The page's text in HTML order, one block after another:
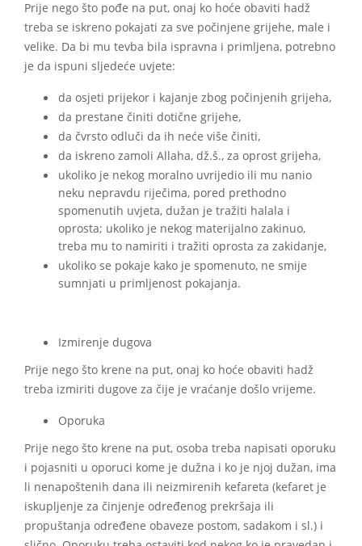
Prije nego što pođe na put, onaj ko hoće obaviti hadž
treba se iskreno pokajati za sve počinjene grijehe, male i
velike. Da bi mu tevba bila ispravna i primljena, potrebno
je da ispuni sljedeće uvjete:
da osjeti prijekor i kajanje zbog počinjenih grijeha,
da prestane činiti dotične grijehe,
da čvrsto odluči da ih neće više činiti,
da iskreno zamoli Allaha, dž.š., za oprost grijeha,
ukoliko je nekog moralno uvrijedio ili mu nanio
neku nepravdu riječima, pored prethodno
spomenutih uvjeta, dužan je tražiti halala i
oprosta; ukoliko je nekog materijalno zakinuo,
treba mu to namiriti i tražiti oprosta za zakidanje,
ukoliko se pokaje kako je spomenuto, ne smije
sumnjati u primljenost pokajanja.
Izmirenje dugova
Prije nego što krene na put, onaj ko hoće obaviti hadž
treba izmiriti dugove za čije je vraćanje došlo vrijeme.
Oporuka
Prije nego što krene na put, osoba treba napisati oporuku
i pojasniti u oporuci kome je dužna i ko je njoj dužan, ima
li nenapoštenih dana ili neizmirenih kefareta (kefaret je
iskupljenje za činjenje određenog prekršaja ili
propuštanja određene obaveze postom, sadakom i sl.) i